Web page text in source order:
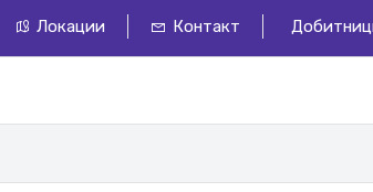
Локации Контакт